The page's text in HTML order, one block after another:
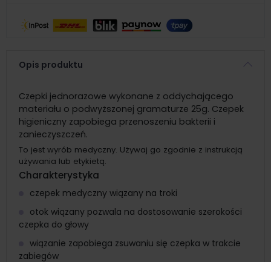
Opis produktu
Czepki jednorazowe wykonane z oddychającego
materiału o podwyższonej gramaturze 25g. Czepek
higieniczny zapobiega przenoszeniu bakterii i
zanieczyszczeń.
To jest wyrób medyczny. Używaj go zgodnie z instrukcją
używania lub etykietą.
Charakterystyka
czepek medyczny wiązany na troki
otok wiązany pozwala na dostosowanie szerokości
czepka do głowy
wiązanie zapobiega zsuwaniu się czepka w trakcie
zabiegów